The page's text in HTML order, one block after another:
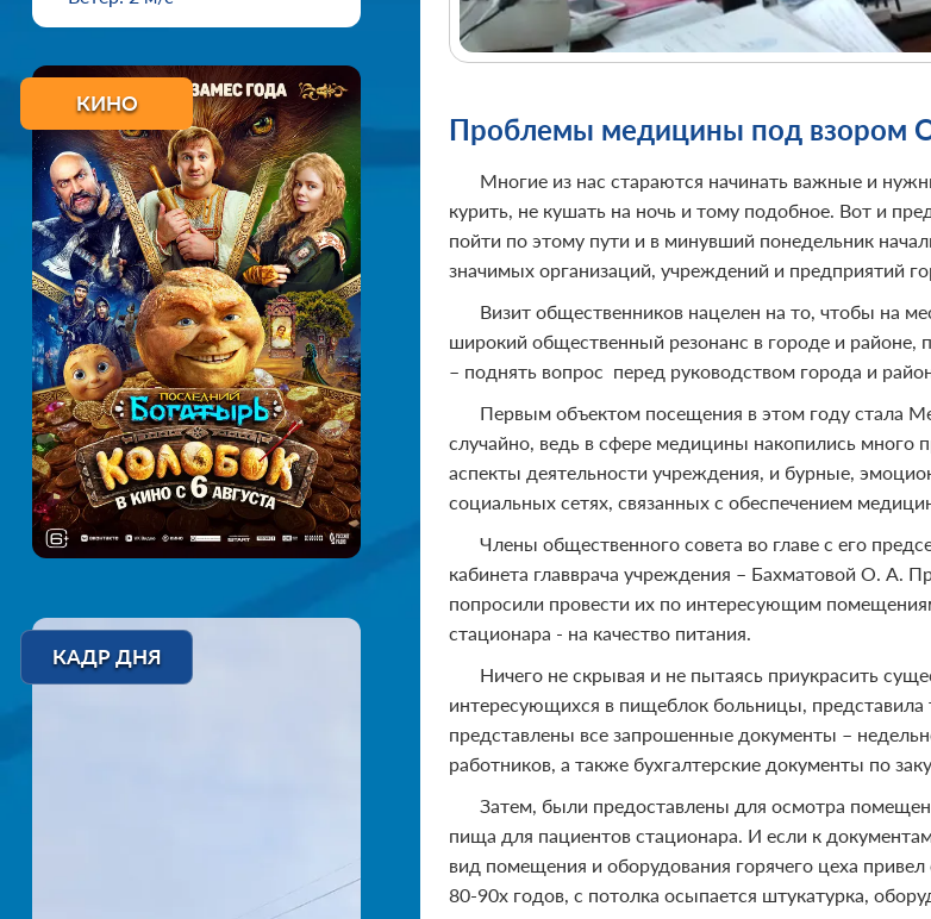
КИНО
КАДР ДНЯ
Проблемы медицины под взором
Многие из нас стараются начинать важные и
курить, не кушать на ночь и тому подобное. Вот и
пойти по этому пути и в минувший понедельник
значимых организаций, учреждений и предприятий
Визит общественников нацелен на то, чтобы на
широкий общественный резонанс в городе и районе,
– поднять вопрос перед руководством города и
Первым объектом посещения в этом году стала
случайно, ведь в сфере медицины накопились
аспекты деятельности учреждения, и бурные,
социальных сетях, связанных с обеспечением
Члены общественного совета во главе с его
кабинета главврача учреждения – Бахматовой О. А.
попросили провести их по интересующим
стационара - на качество питания.
Ничего не скрывая и не пытаясь приукрасить
интересующихся в пищеблок больницы, представила
представлены все запрошенные документы –
работников, а также бухгалтерские документы по
Затем, были предоставлены для осмотра
пища для пациентов стационара. И если к
вид помещения и оборудования горячего цеха
80-90х годов, с потолка осыпается штукатурка,